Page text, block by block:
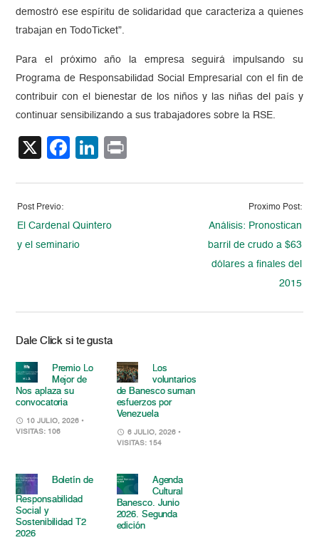
demostró ese espíritu de solidaridad que caracteriza a quienes
trabajan en TodoTicket”.
Para el próximo año la empresa seguirá impulsando su
Programa de Responsabilidad Social Empresarial con el fin de
contribuir con el bienestar de los niños y las niñas del país y
continuar sensibilizando a sus trabajadores sobre la RSE.
X Facebook
LinkedIn
Post Previo:
El Cardenal Quintero
y el seminario
Proximo Post:
Análisis: Pronostican
barril de crudo a $63
dólares a finales del
2015
Dale Click si te gusta
Premio Lo
Mejor de
Nos aplaza su
convocatoria
10 JULIO, 2026 •
VISITAS: 106
Los
voluntarios
de Banesco suman
esfuerzos por
Venezuela
6 JULIO, 2026 •
VISITAS: 154
Boletín de
Responsabilidad
Social y
Sostenibilidad T2
2026
Agenda
Cultural
Banesco. Junio
2026. Segunda
edición